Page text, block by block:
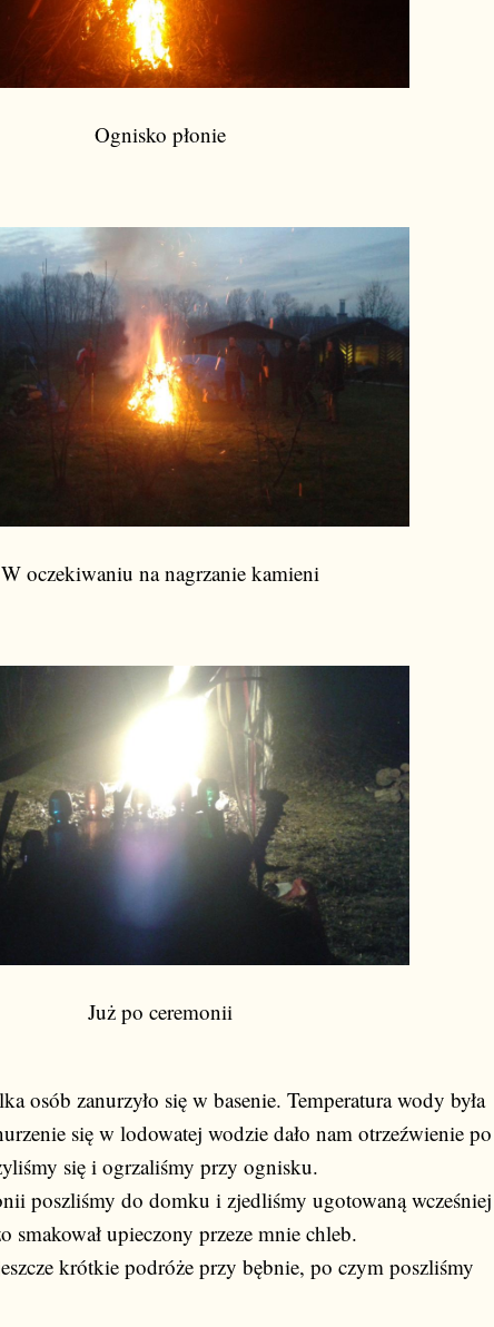
Ognisko płonie
W oczekiwaniu na nagrzanie kamieni
Już po ceremonii
osób zanurzyło się w basenie. Temperatura wody była
się w lodowatej wodzie dało nam otrzeźwienie po
się i ogrzaliśmy przy ognisku.
poszliśmy do domku i zjedliśmy ugotowaną wcześniej
smakował upieczony przeze mnie chleb.
krótkie podróże przy bębnie, po czym poszliśmy